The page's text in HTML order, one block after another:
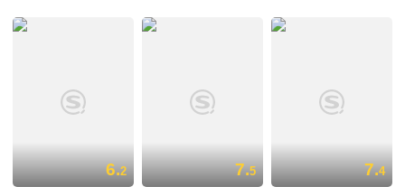
6.2 7.5 7.4